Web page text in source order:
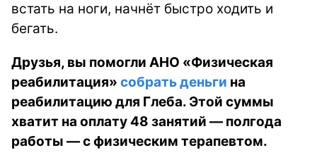
встать на ноги, начнёт быстро ходить и
бегать.
Друзья, вы помогли АНО «Физическая
реабилитация» собрать деньги на
реабилитацию для Глеба. Этой суммы
хватит на оплату 48 занятий — полгода
работы — с физическим терапевтом.